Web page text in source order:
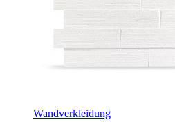
Wandverkleidung